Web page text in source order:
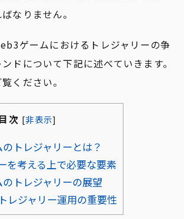
なりません。
ゲームにおけるトレジャリーの争
ドについて下記に述べていきます。
ください。
目次 [非表示]
トレジャリーとは？
を考える上で必要な要素
トレジャリーの展望
レジャリー運用の重要性